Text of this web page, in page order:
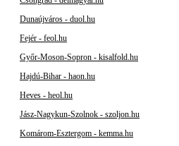
Dunaújváros - duol.hu
Fejér - feol.hu
Győr-Moson-Sopron - kisalfold.hu
Hajdú-Bihar - haon.hu
Heves - heol.hu
Jász-Nagykun-Szolnok - szoljon.hu
Komárom-Esztergom - kemma.hu